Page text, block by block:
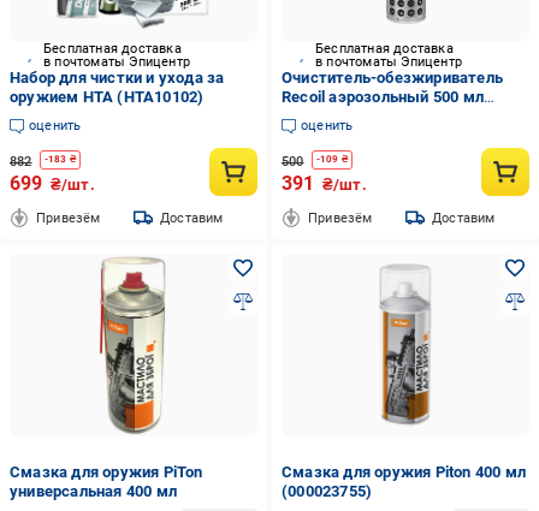
Бесплатная доставка
в почтоматы Эпицентр
Набор для чистки и ухода за
оружием HTA (HTA10102)
оценить
882 -183 ₴
699 ₴/шт.
Привезём Доставим
Бесплатная доставка
в почтоматы Эпицентр
Очиститель-обезжириватель
Recoil аэрозольный 500 мл
(DOGL-11)
оценить
500 -109 ₴
391 ₴/шт.
Привезём Доставим
Смазка для оружия PiTon
универсальная 400 мл
Смазка для оружия Piton 400 мл
(000023755)